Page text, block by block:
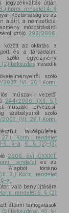
jegyzékváltás útján
Korm. rendelet 4. §
Köztársaság és az
aláírt, a nemzetközi
módosításáról
szóló 296/2006.
között az oktatás, a
és a társadalmi
szóló egyezmény
bekezdésmásodik
szóló
2007. (VI. 26.) Korm.
műszaki vezetői
244/2006. (XII. 5.)
műszaki tervezési,
szabályairól szóló
2007. (VI. 26.) Korm.
lakóépületek
Korm. rendelet
§-a
6. § (2)–(3)
2006. évi CXXXII.
rendeletés az
Alapból történő
3.) Korm. rendelet
§-a
való benyújtására
rendelet 9. § (2)
állami támogatások
bekezdése 45. §-